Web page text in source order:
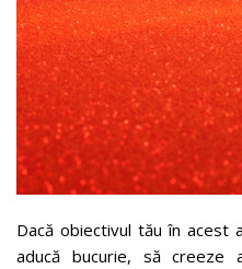
Dacă obiectivul tău în
aducă bucurie, să creeze